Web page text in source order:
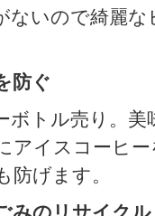
ないので綺麗
防ぐ
ボトル売り。
アイスコーヒ
防げます。